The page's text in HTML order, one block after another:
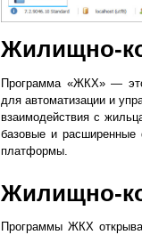
Жилищно-
Программа «ЖКХ» — это
для автоматизации и
взаимодействия с
базовые и
платформы.
Жилищно-
Программы ЖКХ